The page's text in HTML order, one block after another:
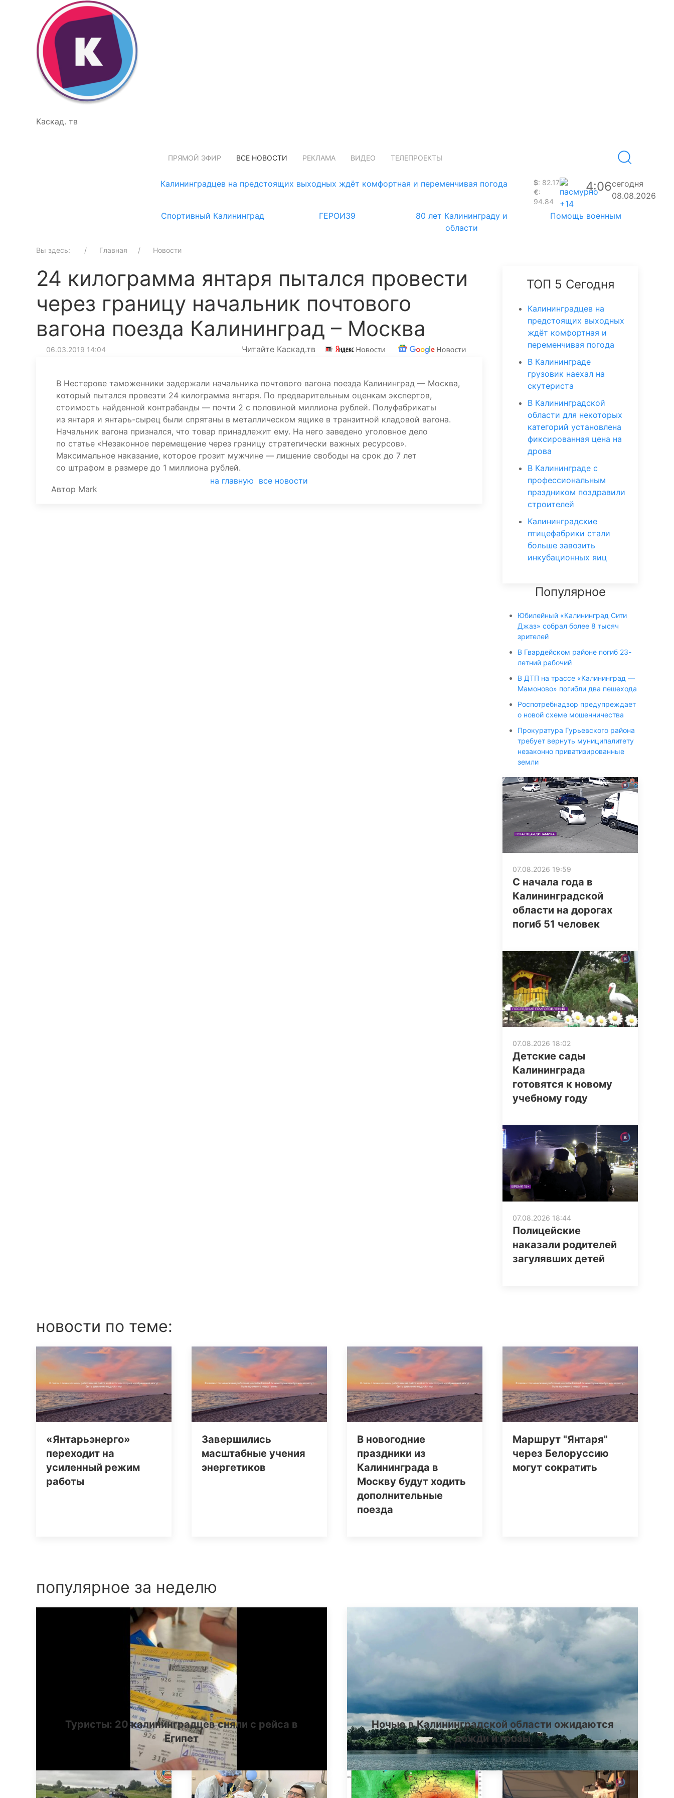
Каскад. тв
ПРЯМОЙ ЭФИР ВСЕ НОВОСТИ РЕКЛАМА ВИДЕО ТЕЛЕПРОЕКТЫ
Калининградцев на предстоящих выходных ждёт комфортная и переменчивая погода $: 82.17
€:
94.84
+14
4:06сегодня
08.08.2026
Спортивный Калининград
ГЕРОИ39
80 лет Калининграду и
области
Помощь военным
Вы здесь: Главная Новости
24 килограмма янтаря пытался провести
через границу начальник почтового
вагона поезда Калининград – Москва
06.03.2019 14:04 Читайте Каскад.тв
В Нестерове таможенники задержали начальника почтового вагона поезда Калининград — Москва,
который пытался провезти 24 килограмма янтаря. По предварительным оценкам экспертов,
стоимость найденной контрабанды — почти 2 с половиной миллиона рублей. Полуфабрикаты
из янтаря и янтарь-сырец были спрятаны в металлическом ящике в транзитной кладовой вагона.
Начальник вагона признался, что товар принадлежит ему. На него заведено уголовное дело
по статье «Незаконное перемещение через границу стратегически важных ресурсов».
Максимальное наказание, которое грозит мужчине — лишение свободы на срок до 7 лет
со штрафом в размере до 1 миллиона рублей.
Автор Mark
на главную все новости
ТОП 5 Сегодня
Калининградцев на
предстоящих выходных
ждёт комфортная и
переменчивая погода
В Калининграде
грузовик наехал на
скутериста
В Калининградской
области для некоторых
категорий установлена
фиксированная цена на
дрова
В Калининграде с
профессиональным
праздником поздравили
строителей
Калининградские
птицефабрики стали
больше завозить
инкубационных яиц
Популярное
Юбилейный «Калининград Сити
Джаз» собрал более 8 тысяч
зрителей
В Гвардейском районе погиб 23-
летний рабочий
В ДТП на трассе «Калининград —
Мамоново» погибли два пешехода
Роспотребнадзор предупреждает
о новой схеме мошенничества
Прокуратура Гурьевского района
требует вернуть муниципалитету
незаконно приватизированные
земли
07.08.2026 19:59
С начала года в
Калининградской
области на дорогах
погиб 51 человек
07.08.2026 18:02
Детские сады
Калининграда
готовятся к новому
учебному году
07.08.2026 18:44
Полицейские
наказали родителей
загулявших детей
новости по теме:
«Янтарьэнерго»
переходит на
усиленный режим
работы
Завершились
масштабные учения
энергетиков
В новогодние
праздники из
Калининграда в
Москву будут ходить
дополнительные
поезда
Маршрут "Янтаря"
через Белоруссию
могут сократить
популярное за неделю
Туристы: 20 калининградцев сняли с рейса в
Египет
Ночью в Калининградской области ожидаются
дожди и грозы